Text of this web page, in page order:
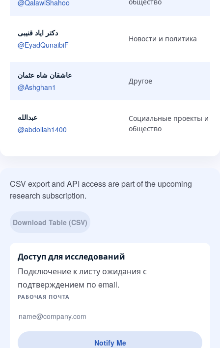
@QalawiShahoo
دکتر ایاد قنیبی
@EyadQunaibiF
Новости и политика
عاشقان شاه عثمان
@Ashghan1
Другое
عبدالله
@abdollah1400
Социальные проекты и
общество
CSV export and API access are part of the upcoming
research subscription.
Download Table (CSV)
Доступ для исследований
Подключение к листу ожидания с
подтверждением по email.
Сайт компании
РАБОЧАЯ ПОЧТА
Notify Me